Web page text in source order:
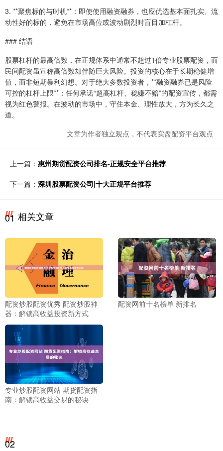
3. **聚焦标的与时机**：即使使用融资融券，也应优选基本面扎实、流
动性好的标的，避免在市场高位或波动剧烈时盲目加杠杆。
### 结语
股票杠杆的最高倍数，在正规体系中通常不超过1倍专业股票配资，而
民间配资虽宣称高倍数却伴随巨大风险。投资的核心在于长期稳健增
值，而非短期暴利幻想。对于绝大多数投资者，**融资融券已是风险
可控的杠杆上限**；任何承诺“超高杠杆、稳赚不赔”的配资宣传，都需
视为红色警报。在波动的市场中，守住本金、理性放大，方为长久之
道。
文章为作者独立观点，不代表实盘配资平台观点
上一篇： 惠州期货配资公司排名-正规安全平台推荐
下一篇： 深圳股票配资公司|十大正规平台推荐
01 相关文章
配资炒股配资优秀 配资炒股神
器：解锁高收益投资新方式
配资网前十名榜单 新排名
专业炒股配资网站 期货配资指
南：解锁高收益交易的秘诀
02